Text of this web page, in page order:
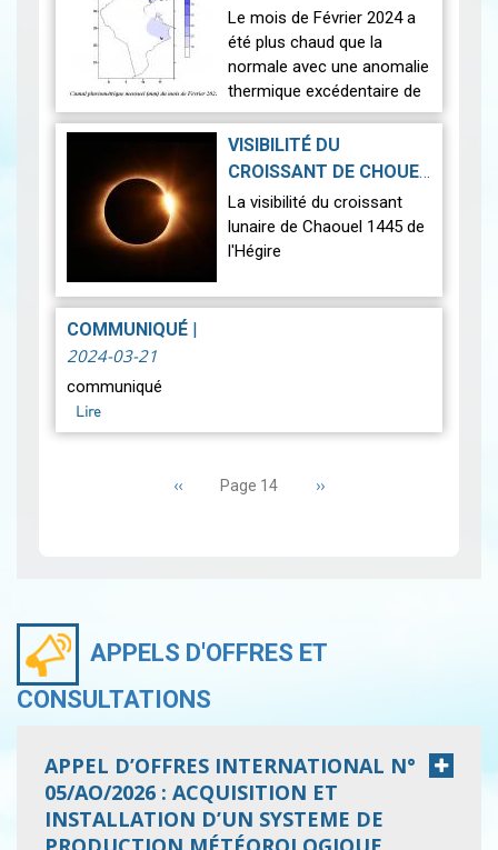
MENSUEL FÉVRIER 2024
|2024-04-18
Le mois de Février 2024 a
été plus chaud que la
normale avec une anomalie
thermique excédentaire de
+2.1°C par rapport à la
normale (1991-2020).
La pluviométrie en
VISIBILITÉ DU
CROISSANT DE CHOUEL
1445 DE L'HÉGIRE|
2024-04-08
La visibilité du croissant
lunaire de Chaouel 1445 de
l'Hégire
La Conjonction :
COMMUNIQUÉ
2024-03-21
communiqué
Lire
Page
précédente
‹‹ Page 14 Page
››
APPELS D'OFFRES ET
CONSULTATIONS
APPEL D’OFFRES INTERNATIONAL N°
05/AO/2026 : ACQUISITION ET
INSTALLATION D’UN SYSTEME DE